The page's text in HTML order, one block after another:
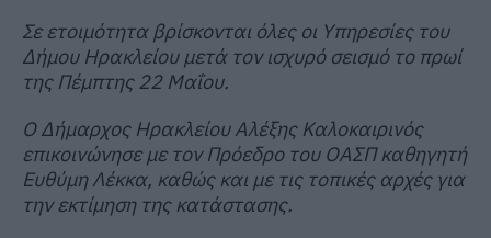
Σε ετοιμότητα βρίσκονται όλες οι Υπηρεσίες του
Δήμου Ηρακλείου μετά τον ισχυρό σεισμό το πρωί
της Πέμπτης 22 Μαΐου.
Ο Δήμαρχος Ηρακλείου Αλέξης Καλοκαιρινός
επικοινώνησε με τον Πρόεδρο του ΟΑΣΠ καθηγητή
Ευθύμη Λέκκα, καθώς και με τις τοπικές αρχές για
την εκτίμηση της κατάστασης.